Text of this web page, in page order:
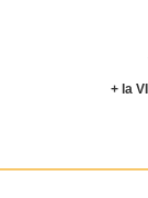
+ la